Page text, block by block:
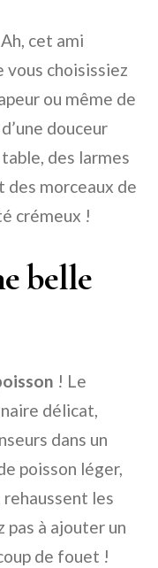
Ah, cet ami
vous choisissiez
ou même de
douceur
des larmes
des morceaux de
crémeux !
belle
! Le
délicat,
dans un
poisson léger,
rehaussent les
pas à ajouter un
de fouet !